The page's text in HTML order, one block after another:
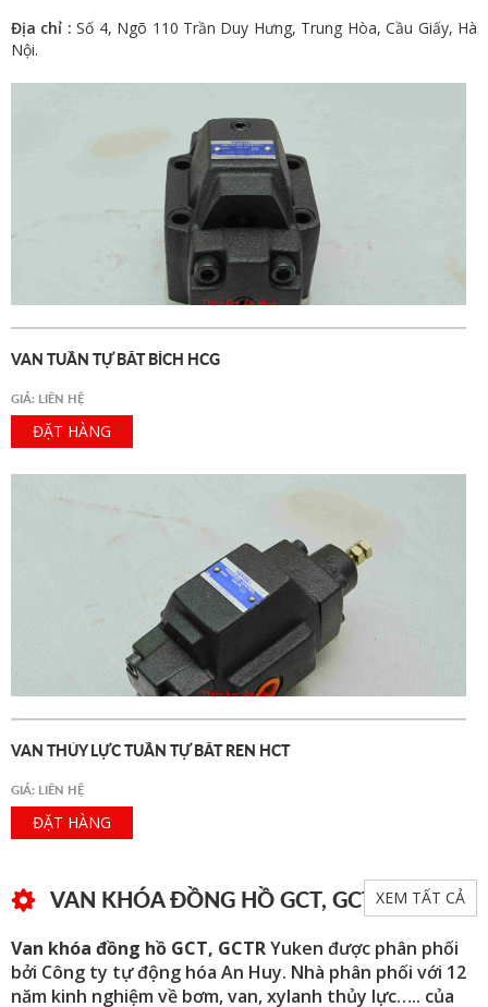
Địa chỉ : Số 4, Ngõ 110 Trần Duy Hưng, Trung Hòa, Cầu Giấy, Hà
Nội.
VAN TUẦN TỰ BẮT BÍCH HCG
GIÁ: LIÊN HỆ
ĐẶT HÀNG
VAN THỦY LỰC TUẦN TỰ BẮT REN HCT
GIÁ: LIÊN HỆ
ĐẶT HÀNG
VAN KHÓA ĐỒNG HỒ GCT, GCTRXEM TẤT CẢ
Van khóa đồng hồ GCT, GCTRYuken được phân phối
bởi Công ty tự động hóa An Huy. Nhà phân phối với 12
năm kinh nghiệm về bơm, van, xylanh thủy lực….. của